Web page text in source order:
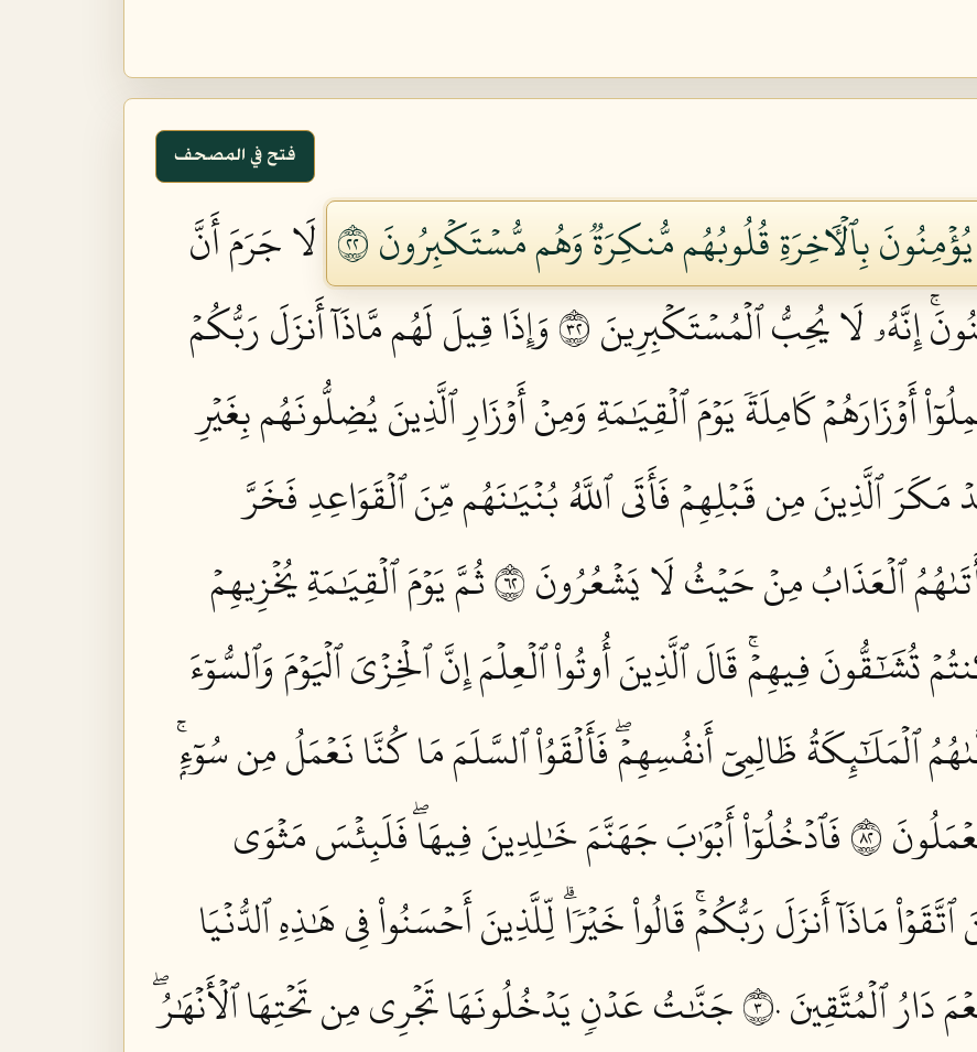
فتح في المصحف
بِٱلۡأٓخِرَةِ قُلُوبُهُم مُّنكِرَةٞ وَهُم مُّسۡتَكۡبِرُونَ ٢٢
لَا جَرَمَ أَنَّ
إِنَّهُۥ لَا يُحِبُّ ٱلۡمُسۡتَكۡبِرِينَ ٢٣
وَإِذَا قِيلَ لَهُم مَّاذَآ أَنزَلَ رَبُّكُمۡ
أَوۡزَارَهُمۡ كَامِلَةٗ يَوۡمَ ٱلۡقِيَٰمَةِ وَمِنۡ أَوۡزَارِ ٱلَّذِينَ يُضِلُّونَهُم بِغَيۡرِ
مَكَرَ ٱلَّذِينَ مِن قَبۡلِهِمۡ فَأَتَى ٱللَّهُ بُنۡيَٰنَهُم مِّنَ ٱلۡقَوَاعِدِ فَخَرَّ
ٱلۡعَذَابُ مِنۡ حَيۡثُ لَا يَشۡعُرُونَ ٢٦
ثُمَّ يَوۡمَ ٱلۡقِيَٰمَةِ يُخۡزِيهِمۡ
تُشَٰٓقُّونَ فِيهِمۡۚ قَالَ ٱلَّذِينَ أُوتُواْ ٱلۡعِلۡمَ إِنَّ ٱلۡخِزۡيَ ٱلۡيَوۡمَ وَٱلسُّوٓءَ
ٱلۡمَلَٰٓئِكَةُ ظَالِمِيٓ أَنفُسِهِمۡۖ فَأَلۡقَوُاْ ٱلسَّلَمَ مَا كُنَّا نَعۡمَلُ مِن سُوٓءِۭۚ
٢٨
فَٱدۡخُلُوٓاْ أَبۡوَٰبَ جَهَنَّمَ خَٰلِدِينَ فِيهَاۖ فَلَبِئۡسَ مَثۡوَى
مَاذَآ أَنزَلَ رَبُّكُمۡۚ قَالُواْ خَيۡرٗاۗ لِّلَّذِينَ أَحۡسَنُواْ فِي هَٰذِهِ ٱلدُّنۡيَا
ٱلۡمُتَّقِينَ ٣٠
جَنَّٰتُ عَدۡنٖ يَدۡخُلُونَهَا تَجۡرِي مِن تَحۡتِهَا ٱلۡأَنۡهَٰرُۖ